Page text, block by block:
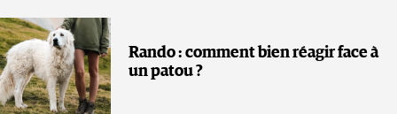
Rando : comment bien réagir face à
un patou ?